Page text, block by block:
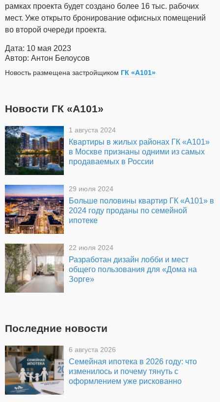
рамках проекта будет создано более 16 тыс. рабочих
мест. Уже открыто бронирование офисных помещений
во второй очереди проекта.
Дата: 10 мая 2023
Автор: Антон Белоусов
Новость размещена застройщиком ГК «А101»
Новости ГК «А101»
1 августа 2024
Квартиры в жилых районах ГК «А101»
в Москве признаны одними из самых
продаваемых в России
29 июля 2024
Больше половины квартир ГК «А101» в
2024 году проданы по семейной
ипотеке
22 июля 2024
Разработан дизайн лобби и мест
общего пользования для «Дома на
Зорге»
Последние новости
6 августа 2026
Семейная ипотека в 2026 году: что
изменилось и почему тянуть с
оформлением уже рискованно